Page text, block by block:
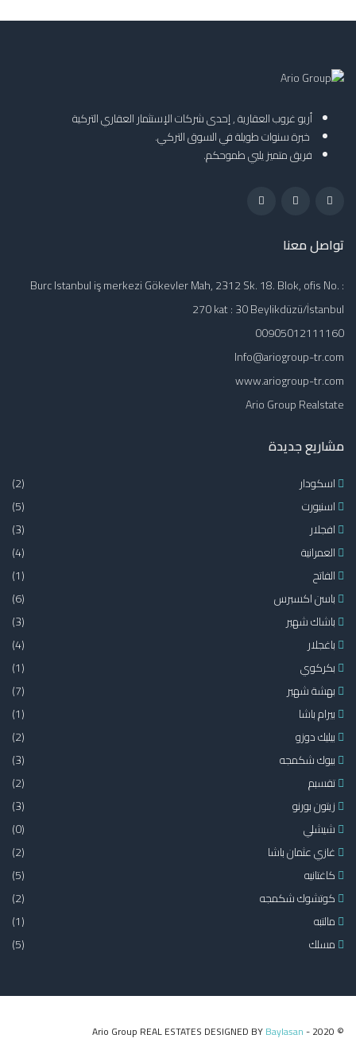
أريو غروب العقارية , إحدى شركات الإستثمار العقاري التركية
خبرة سنوات طويلة في السوق التركي.
فريق متميز يلبي طموحكم.
تواصل معنا
Burc Istanbul iş merkezi Gökevler Mah, 2312 Sk. 18. Blok, ofis No. :
270 kat : 30 Beylikdüzü/İstanbul
00905012111160
Info@ariogroup-tr.com
www.ariogroup-tr.com
Ario Group Realstate
مشاريع جديدة
اسكودار
(2)
اسنيورت
(5)
افجلار
(3)
العمرانية
(4)
الفاتح
(1)
باسن اكسبرس
(6)
باشاك شهير
(3)
باغجلار
(4)
بكركوي
(1)
بهشة شهير
(7)
بيرام باشا
(1)
بيليك دوزو
(2)
بيوك شكمجه
(3)
تقسبم
(2)
زيتون بورنو
(3)
شيشلي
(0)
غازي عثمان باشا
(2)
كاغتانيه
(5)
كوتشوك شكمجه
(2)
مالتبه
(1)
مسلك
(5)
© 2020 - Ario Group REAL ESTATES DESIGNED BY
Baylasan